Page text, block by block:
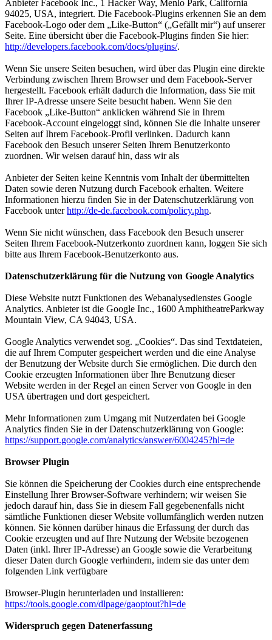
Anbieter Facebook Inc., 1 Hacker Way, Menlo Park, California
94025, USA, integriert. Die Facebook-Plugins erkennen Sie an dem
Facebook-Logo oder dem „Like-Button“ („Gefällt mir“) auf unserer
Seite. Eine übersicht über die Facebook-Plugins finden Sie hier:
http://developers.facebook.com/docs/plugins/.
Wenn Sie unsere Seiten besuchen, wird über das Plugin eine direkte
Verbindung zwischen Ihrem Browser und dem Facebook-Server
hergestellt. Facebook erhält dadurch die Information, dass Sie mit
Ihrer IP-Adresse unsere Seite besucht haben. Wenn Sie den
Facebook „Like-Button“ anklicken während Sie in Ihrem
Facebook-Account eingeloggt sind, können Sie die Inhalte unserer
Seiten auf Ihrem Facebook-Profil verlinken. Dadurch kann
Facebook den Besuch unserer Seiten Ihrem Benutzerkonto
zuordnen. Wir weisen darauf hin, dass wir als
Anbieter der Seiten keine Kenntnis vom Inhalt der übermittelten
Daten sowie deren Nutzung durch Facebook erhalten. Weitere
Informationen hierzu finden Sie in der Datenschutzerklärung von
Facebook unterhttp://de-de.facebook.com/policy.php.
Wenn Sie nicht wünschen, dass Facebook den Besuch unserer
Seiten Ihrem Facebook-Nutzerkonto zuordnen kann, loggen Sie sich
bitte aus Ihrem Facebook-Benutzerkonto aus.
Datenschutzerklärung für die Nutzung von Google Analytics
Diese Website nutzt Funktionen des Webanalysedienstes Google
Analytics. Anbieter ist die Google Inc., 1600 AmphitheatreParkway
Mountain View, CA 94043, USA.
Google Analytics verwendet sog. „Cookies“. Das sind Textdateien,
die auf Ihrem Computer gespeichert werden und die eine Analyse
der Benutzung der Website durch Sie ermöglichen. Die durch den
Cookie erzeugten Informationen über Ihre Benutzung dieser
Website werden in der Regel an einen Server von Google in den
USA übertragen und dort gespeichert.
Mehr Informationen zum Umgang mit Nutzerdaten bei Google
Analytics finden Sie in der Datenschutzerklärung von Google:
https://support.google.com/analytics/answer/6004245?hl=de
Browser Plugin
Sie können die Speicherung der Cookies durch eine entsprechende
Einstellung Ihrer Browser-Software verhindern; wir weisen Sie
jedoch darauf hin, dass Sie in diesem Fall gegebenenfalls nicht
sämtliche Funktionen dieser Website vollumfänglich werden nutzen
können. Sie können darüber hinaus die Erfassung der durch das
Cookie erzeugten und auf Ihre Nutzung der Website bezogenen
Daten (inkl. Ihrer IP-Adresse) an Google sowie die Verarbeitung
dieser Daten durch Google verhindern, indem sie das unter dem
folgenden Link verfügbare
Browser-Plugin herunterladen und installieren:
https://tools.google.com/dlpage/gaoptout?hl=de
Widerspruch gegen Datenerfassung